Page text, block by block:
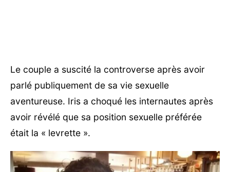
Le couple a suscité la controverse après avoir
parlé publiquement de sa vie sexuelle
aventureuse. Iris a choqué les internautes après
avoir révélé que sa position sexuelle préférée
était la « levrette ».